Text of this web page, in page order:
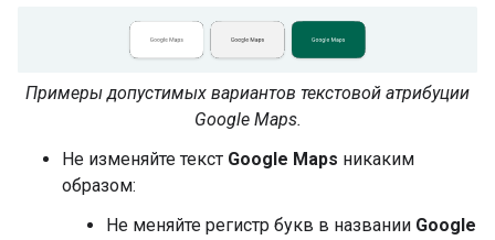
Примеры допустимых вариантов текстовой атрибуции
Google Maps.
Не изменяйте текст Google Maps никаким
образом:
Не меняйте регистр букв в названии Google